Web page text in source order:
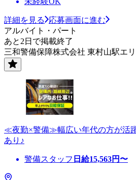
詳細を見る
応募画面に進む
アルバイト・パート
あと2日で掲載終了
三和警備保障株式会社 東村山駅エ
≪夜勤×警備≫幅広い年代の方が活
あり♪
警備スタッフ 日給15,563円〜